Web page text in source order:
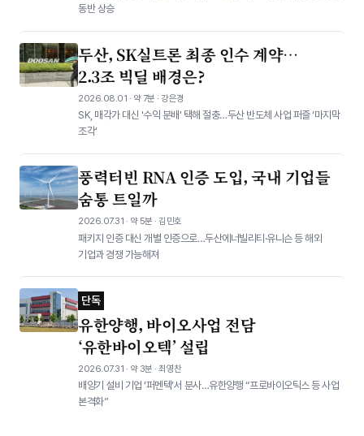
동반 상승
두산, SK실트론 최종 인수 계약…
2.3조 빅딜 배경은?
2026.08.01 · 약 7분 · 강은경
SK, 매각가 대신 '수익 분배' 택해 절충…두산 반도체 사업 퍼즐 ‘마지막
조각’
풍력터빈 RNA 인증 도입, 국내 기업들
숨통 트일까
2026.07.31 · 약 5분 · 김민호
패키지 인증 대신 개별 인증으로…두산에너빌리티·유니슨 등 해외
기업과 경쟁 가능해져
단독
유한양행, 바이오사업 전담
‘유한바이오텍’ 설립
2026.07.31 · 약 3분 · 최영찬
배양기 설비 기업 ‘퍼멘텍’서 분사…유한양행 “프로바이오틱스 등 사업
본격화”